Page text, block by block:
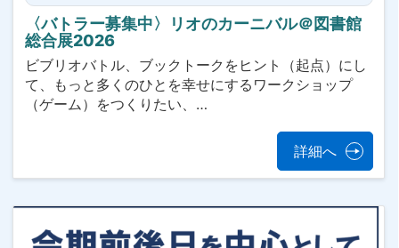
〈バトラー募集中〉リオのカーニバル＠図書館
総合展2026
ビブリオバトル、ブックトークをヒント（起点）にし
て、もっと多くのひとを幸せにするワークショップ
（ゲーム）をつくりたい、…
詳細へ